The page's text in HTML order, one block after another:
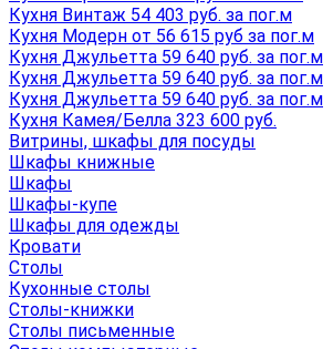
Кухня Винтаж 54 403 руб. за пог.м
Кухня Модерн от 56 615 руб за пог.м
Кухня Джульетта 59 640 руб. за пог.м
Кухня Джульетта 59 640 руб. за пог.м
Кухня Джульетта 59 640 руб. за пог.м
Кухня Камея/Белла 323 600 руб.
Витрины, шкафы для посуды
Шкафы книжные
Шкафы
Шкафы-купе
Шкафы для одежды
Кровати
Столы
Кухонные столы
Столы-книжки
Столы письменные